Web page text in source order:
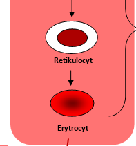
Erytrocyt
Retikulocyt